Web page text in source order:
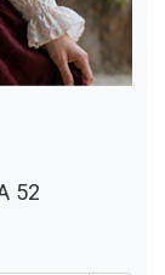
52